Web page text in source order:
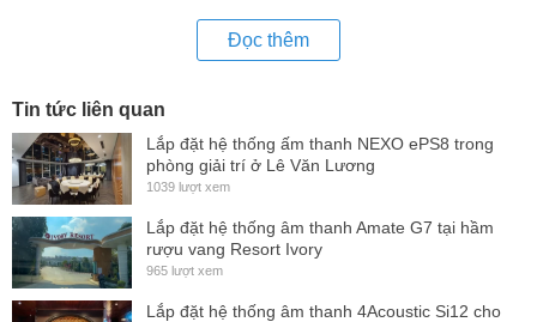
Đọc thêm
Tin tức liên quan
Lắp đặt hệ thống ấm thanh NEXO ePS8 trong
phòng giải trí ở Lê Văn Lương
1039 lượt xem
Lắp đặt hệ thống âm thanh Amate G7 tại hầm
rượu vang Resort Ivory
965 lượt xem
Lắp đặt hệ thống âm thanh 4Acoustic Si12 cho